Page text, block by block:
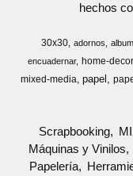
hechos
30x30 adornos album
encuadernar
home-decor
mixed-media papel
Scrapbooking
Máquinas y Vinilos
Papelería